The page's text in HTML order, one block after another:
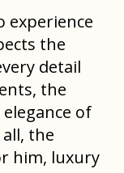
experience
the
detail
the
of
the
him, luxury